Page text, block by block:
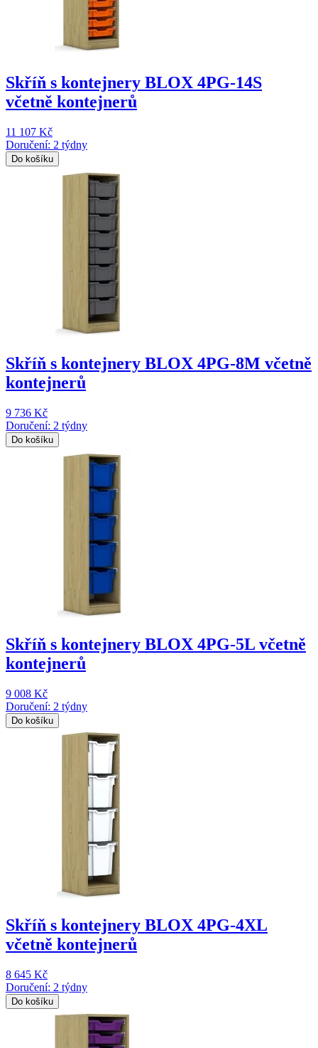
Skříň s kontejnery BLOX 4PG-14S
včetně kontejnerů
11 107 Kč
Doručení: 2 týdny
Do košíku
Skříň s kontejnery BLOX 4PG-8M včetně
kontejnerů
9 736 Kč
Doručení: 2 týdny
Do košíku
Skříň s kontejnery BLOX 4PG-5L včetně
kontejnerů
9 008 Kč
Doručení: 2 týdny
Do košíku
Skříň s kontejnery BLOX 4PG-4XL
včetně kontejnerů
8 645 Kč
Doručení: 2 týdny
Do košíku